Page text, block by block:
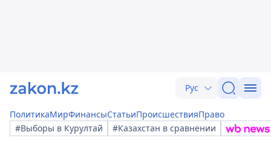
Рус
ПолитикаМирФинансыСтатьиПроисшествияПраво
#Выборы в Курултай
#Казахстан в сравнении